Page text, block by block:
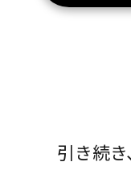
引き続